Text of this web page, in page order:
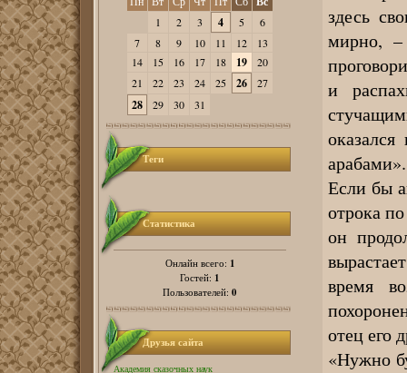
1 2 3 4 5
6
7
8 9 10 11 12
13
14
15 16 17 18 19
20
21
22 23 24 25 26 27
28 29 30 31
Теги
Статистика
Онлайн всего: 1
Гостей: 1
Пользователей: 0
Друзья сайта
Академия сказочных наук
здесь
мирно, –
и
арабами».
Если бы
отрока
он
время
отец его
«Нужно